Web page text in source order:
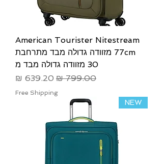
American Tourister Nitestream
77cm מזוודה גדולה מבד מתרחבת
30 מזוודה גדולה מבד מ
מחיר רגיל
מחיר מבצע
Free Shipping
NEW